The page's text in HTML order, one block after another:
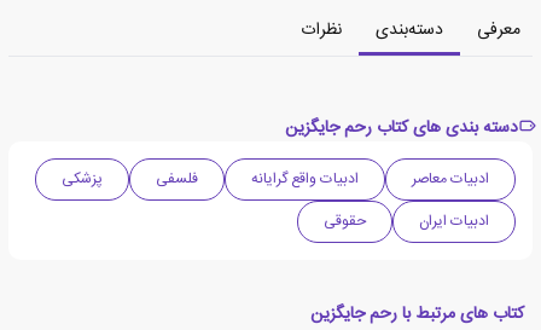
معرفی دسته‌بندی نظرات
دسته بندی های کتاب رحم جایگزین
ادبیات معاصر ادبیات واقع گرایانه فلسفی
پزشکی
ادبیات ایران
حقوقی
کتاب های مرتبط با رحم جایگزین